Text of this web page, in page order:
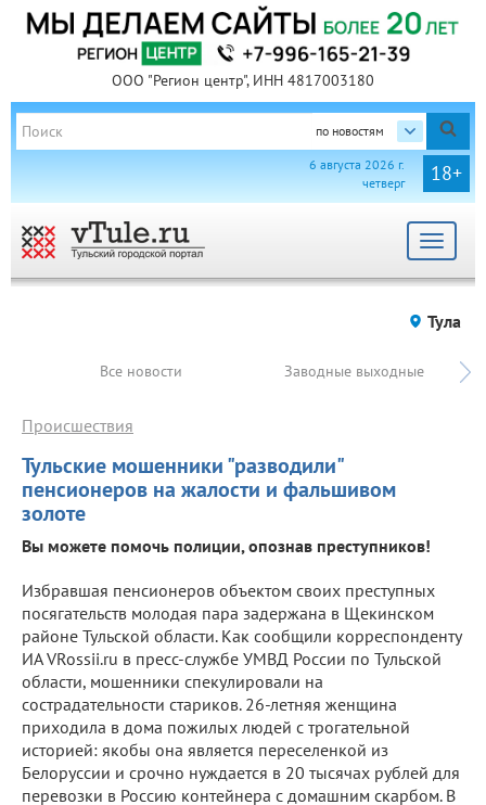
ООО "Регион центр", ИНН 4817003180
по новостям
18+
6 августа 2026 г.
четверг
Toggle
Тула
Все новости Заводные выходные
Тульские мошенники "разводили"
пенсионеров на жалости и фальшивом
золоте
Происшествия
Вы можете помочь полиции, опознав преступников!
Избравшая пенсионеров объектом своих преступных
посягательств молодая пара задержана в Щекинском
районе Тульской области. Как сообщили корреспонденту
ИА VRossii.ru в пресс-службе УМВД России по Тульской
области, мошенники спекулировали на
сострадательности стариков. 26-летняя женщина
приходила в дома пожилых людей с трогательной
историей: якобы она является переселенкой из
Белоруссии и срочно нуждается в 20 тысячах рублей для
перевозки в Россию контейнера с домашним скарбом. В